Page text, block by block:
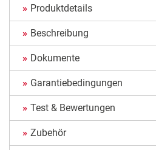
Produktdetails
Beschreibung
Dokumente
Garantiebedingungen
Test & Bewertungen
Zubehör